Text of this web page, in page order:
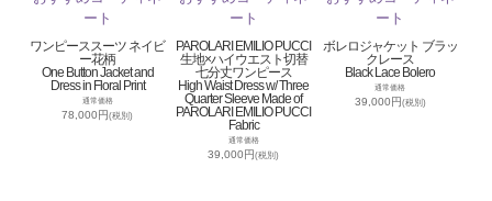
ワンピーススーツ ネイビ
ー花柄
One Button Jacket and
Dress in Floral Print
通常価格
78,000円(税別)
PAROLARI EMILIO PUCCI
生地×ハイウエスト切替
七分丈ワンピース
High Waist Dress w/ Three
Quarter Sleeve Made of
PAROLARI EMILIO PUCCI
Fabric
通常価格
39,000円(税別)
ボレロジャケット ブラッ
クレース
Black Lace Bolero
通常価格
39,000円(税別)